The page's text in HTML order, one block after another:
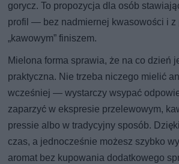
gorycz. To propozycja dla osób
profil — bez nadmiernej kwasowości i z
„kawowym” finiszem.
Mielona forma sprawia, że na co dzień
praktyczna. Nie trzeba niczego mielić
wcześniej — wystarczy wsypać
zaparzyć w ekspresie przelewowym,
pressie albo w tradycyjny sposób.
czas, a jednocześnie możesz szybko
aromat bez kupowania dodatkowego